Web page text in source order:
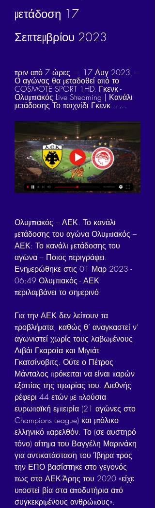
μετάδοση 17
Σεπτεμβρίου 2023
πριν από 7 ώρες — 17 Αυγ 2023 —
Ο αγώνας θα μεταδοθεί από το
COSMOTE SPORT 1HD. Γκενκ -
Ολυμπιακός Live Streaming | Κανάλι
μετάδοσης Το παιχνίδι Γκενκ – ...
Ολυμπιακός – ΑΕΚ: Το κανάλι
μετάδοσης του αγώνα Ολυμπιακός –
ΑΕΚ: Το κανάλι μετάδοσης του
αγώνα – Ποιος περιγράφει.
Ενημερώθηκε στις 01 Μαρ 2023 -
06:49 Ολυμπιακός - ΑΕΚ
περιλαμβάνει το σημερινό
Για την ΑΕΚ δεν λείπουν τα
προβλήματα, καθώς θ’ αναγκαστεί ν’
αγωνιστεί χωρίς τους λαβωμένους
Λιβάι Γκαρσία και Μιγιάτ
Γκατσίνοβιτς. Ούτε ο Πέτρος
Μάνταλος πρόκειται να είναι παρών
εξαιτίας της τιμωρίας του. Διεθνής
ρέφερι 44 ετών με πλούσια
ευρωπαϊκή εμπειρία (21 αγώνες στο
Champions League) και μπόλικο
ελληνικό παρελθόν. Το (σε αυστηρό
τόνο) αίτημα του Βαγγέλη Μαρινάκη
για αντικατάσταση του Ίβηρα προς
την ΕΠΟ βασίστηκε στο γεγονός
πως στο ΑΕΚ-Άρης του 2020 «είχε
υποστεί βία στα αποδυτήρια από
συγκεκριμένους ανθρώπους».